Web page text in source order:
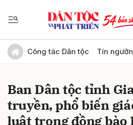
Công tác Dân tộc Tín
Ban Dân tộc tỉnh
truyền, phổ biến
luật trong đồng bào
Gửi bình luận